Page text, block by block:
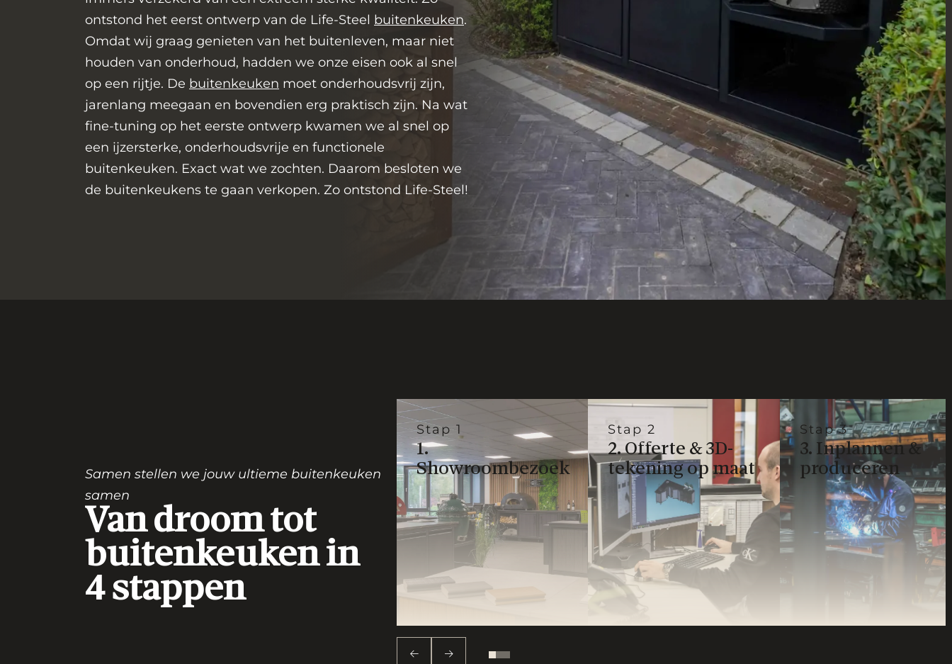
BBQ
Buitenkeuken:
De Perfecte
Outdoor
Buitenkeuken
met bar
Buitenkeuken
op maat
Buitenkeuken
overkappingen
Een luxe overkapping voor je
buitenkeuken
ontstond het eerst ontwerp van de Life-Steel buitenkeuken.
Omdat wij graag genieten van het buitenleven, maar niet
houden van onderhoud, hadden we onze eisen ook al snel
op een rijtje. De buitenkeuken moet onderhoudsvrij zijn,
jarenlang meegaan en bovendien erg praktisch zijn. Na wat
fine-tuning op het eerste ontwerp kwamen we al snel op
een ijzersterke, onderhoudsvrije en functionele
buitenkeuken. Exact wat we zochten. Daarom besloten we
de buitenkeukens te gaan verkopen. Zo ontstond Life-Steel!
Samen stellen we jouw ultieme buitenkeuken
samen
Van droom tot
buitenkeuken in
4 stappen
Stap 1
1.
Showroombezoek
Stap 2
2. Offerte & 3D-
tekening op maat
Stap 3
3. Inplannen &
produceren